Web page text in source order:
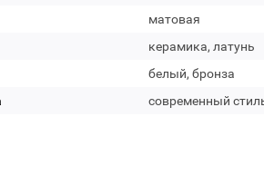
матовая
керамика, латунь
белый, бронза
современный